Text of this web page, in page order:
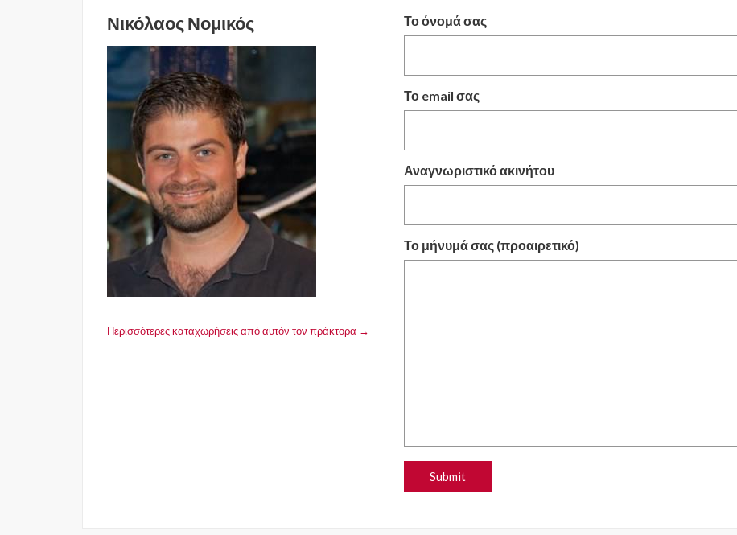
Νικόλαος Νομικός
Περισσότερες καταχωρήσεις από αυτόν τον πράκτορα →
Το όνομά σας
Το email σας
Αναγνωριστικό ακινήτου
Το μήνυμά σας (προαιρετικό)